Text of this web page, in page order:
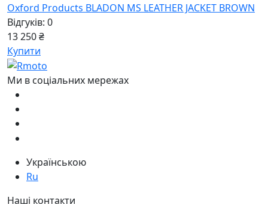
Oxford Products BLADON MS LEATHER JACKET BROWN
Відгуків: 0
13 250 ₴
Купити
Ми в соціальних мережах
Українською
Ru
Наші контакти